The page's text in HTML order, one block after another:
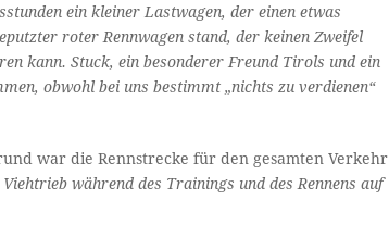
ein kleiner Lastwagen, der einen etwas
roter Rennwagen stand, der keinen Zweifel
kann. Stuck, ein besonderer Freund Tirols und ein
obwohl bei uns bestimmt „nichts zu verdienen“
war die Rennstrecke für den gesamten Verkehr
während des Trainings und des Rennens auf